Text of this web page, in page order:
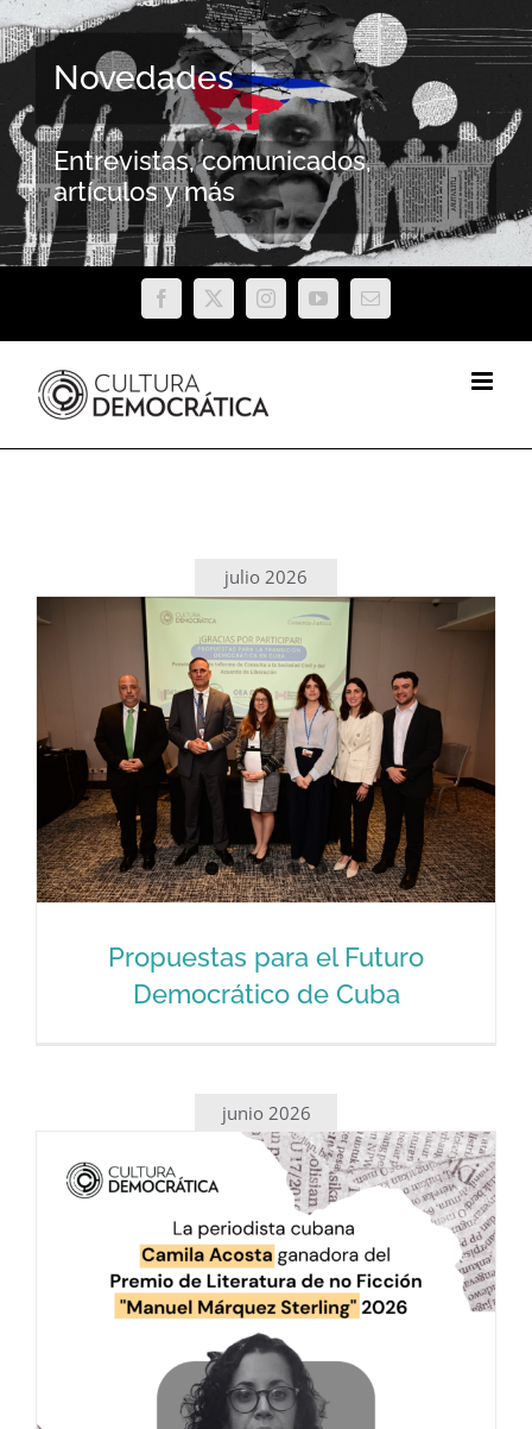
Saltar
al
contenido
Novedades
Entrevistas, comunicados,
artículos y más
Facebook
X InstagramYouTubeCorreo
electrónico
julio 2026
Democrático de Cuba
Propuestas para el Futuro
Democrático de Cuba
junio 2026